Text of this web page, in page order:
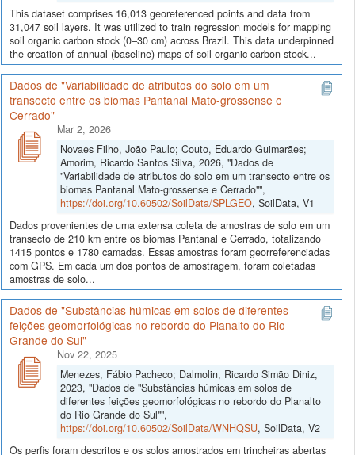
This dataset comprises 16,013 georeferenced points and data from
31,047 soil layers. It was utilized to train regression models for mapping
soil organic carbon stock (0–30 cm) across Brazil. This data underpinned
the creation of annual (baseline) maps of soil organic carbon stock...
Dados de "Variabilidade de atributos do solo em um
transecto entre os biomas Pantanal Mato-grossense e
Cerrado"
Mar 2, 2026
Novaes Filho, João Paulo; Couto, Eduardo Guimarães;
Amorim, Ricardo Santos Silva, 2026, "Dados de
"Variabilidade de atributos do solo em um transecto entre os
biomas Pantanal Mato-grossense e Cerrado"",
https://doi.org/10.60502/SoilData/SPLGEO, SoilData, V1
Dados provenientes de uma extensa coleta de amostras de solo em um
transecto de 210 km entre os biomas Pantanal e Cerrado, totalizando
1415 pontos e 1780 camadas. Essas amostras foram georreferenciadas
com GPS. Em cada um dos pontos de amostragem, foram coletadas
amostras de solo...
Dados de "Substâncias húmicas em solos de diferentes
feições geomorfológicas no rebordo do Planalto do Rio
Grande do Sul"
Nov 22, 2025
Menezes, Fábio Pacheco; Dalmolin, Ricardo Simão Diniz,
2023, "Dados de "Substâncias húmicas em solos de
diferentes feições geomorfológicas no rebordo do Planalto
do Rio Grande do Sul"",
https://doi.org/10.60502/SoilData/WNHQSU, SoilData, V2
Os perfis foram descritos e os solos amostrados em trincheiras abertas